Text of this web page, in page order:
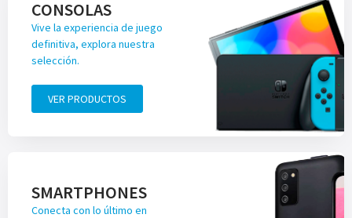
CONSOLAS
Vive la experiencia de juego
definitiva, explora nuestra
selección.
VER PRODUCTOS
SMARTPHONES
Conecta con lo último en